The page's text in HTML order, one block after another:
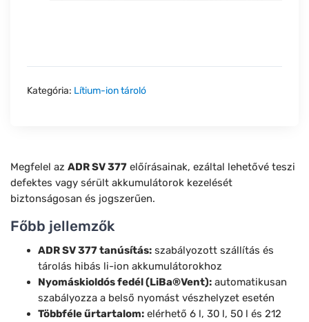
Kategória: Lítium-ion tároló
Megfelel az ADR SV 377 előírásainak, ezáltal lehetővé teszi
defektes vagy sérült akkumulátorok kezelését
biztonságosan és jogszerűen.
Főbb jellemzők
ADR SV 377 tanúsítás: szabályozott szállítás és
tárolás hibás li-ion akkumulátorokhoz
Nyomáskioldós fedél (LiBa®Vent): automatikusan
szabályozza a belső nyomást vészhelyzet esetén
Többféle űrtartalom: elérhető 6 l, 30 l, 50 l és 212